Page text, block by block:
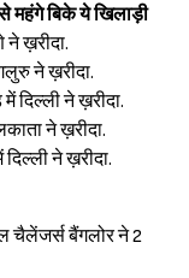
महंगे बिके ये खिलाड़ी
ख़रीदा.
ने ख़रीदा.
दिल्ली ने ख़रीदा.
ने ख़रीदा.
ने ख़रीदा.
चैलेंजर्स बैंगलोर ने 2